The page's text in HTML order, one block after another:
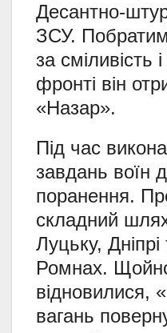
Десантно-
ЗСУ.
за сміливість
фронті він
«Назар».
Під час
завдань воїн
поранення.
складний шлях
Луцьку, Дніпрі
Ромнах.
відновилися,
вагань